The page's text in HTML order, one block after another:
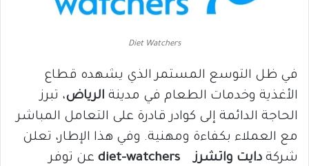
Diet Watchers
في ظل التوسع المستمر الذي يشهده قطاع
الأغذية وخدمات الطعام في مدينة الرياض، تبرز
الحاجة الدائمة إلى كوادر قادرة على التعامل المباشر
مع العملاء بكفاءة ومهنية. وفي هذا الإطار، تعلن
شركة دايت واتشرز diet-watchers عن توفر